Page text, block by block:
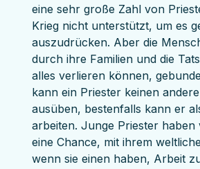
eine sehr große Zahl von
Krieg nicht unterstützt, um es
auszudrücken. Aber die
durch ihre Familien und die
alles verlieren können,
kann ein Priester keinen
ausüben, bestenfalls kann er
arbeiten. Junge Priester haben
eine Chance, mit ihrem
wenn sie einen haben, Arbeit